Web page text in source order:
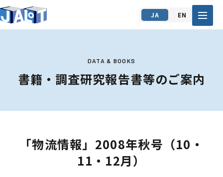
JA EN
DATA & BOOKS
書籍・調査研究報告書等のご案内
「物流情報」2008年秋号（10・
11・12月）